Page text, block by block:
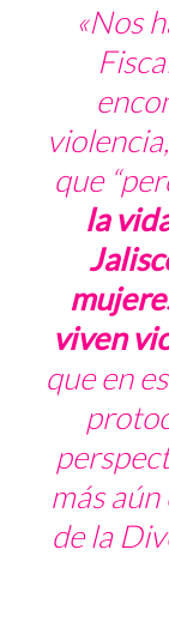
«Nos
que
la
viven
que en
más
de la